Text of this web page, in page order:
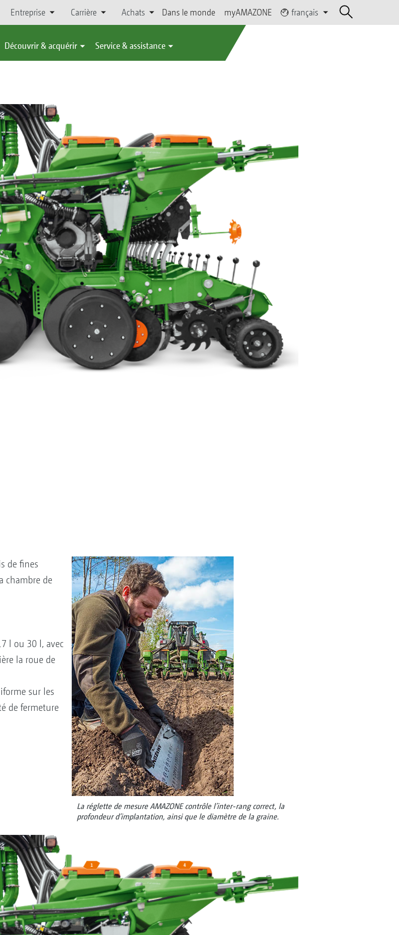
Entreprise Carrière Achats Dans le monde myAMAZONE français
Découvrir & acquérir Service & assistance
La réglette de mesure AMAZONE contrôle l’inter-rang correct, la
profondeur d’implantation, ainsi que le diamètre de la graine.
de fines
chambre de
l ou 30 l, avec
la roue de
sur les
de fermeture